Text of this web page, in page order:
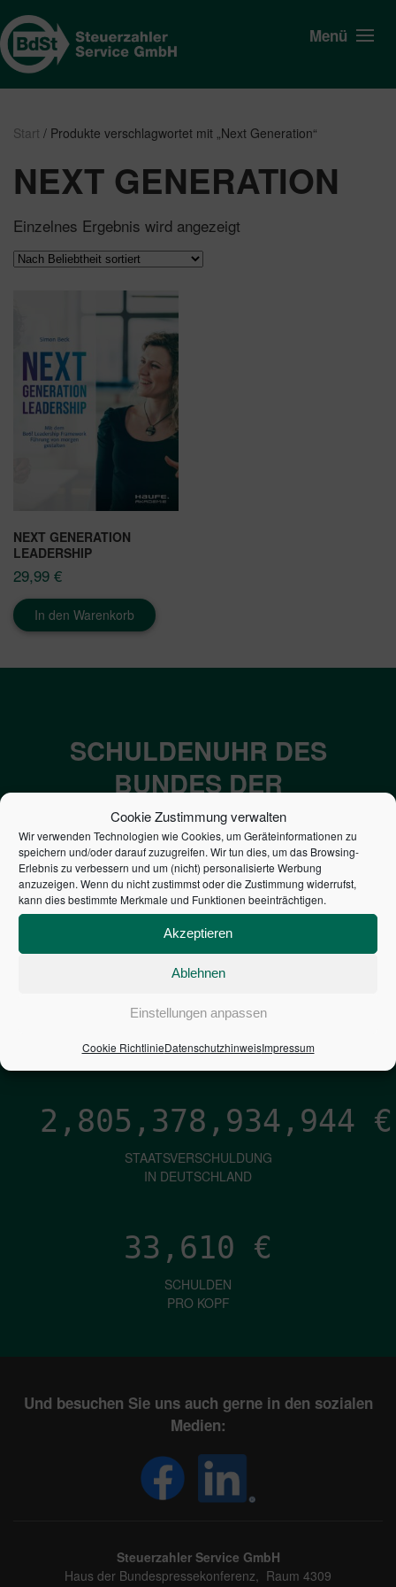
Cookie Zustimmung verwalten
Wir verwenden Technologien wie Cookies, um Geräteinformationen zu
speichern und/oder darauf zuzugreifen. Wir tun dies, um das Browsing-
Erlebnis zu verbessern und um (nicht) personalisierte Werbung
anzuzeigen. Wenn du nicht zustimmst oder die Zustimmung widerrufst,
kann dies bestimmte Merkmale und Funktionen beeinträchtigen.
Akzeptieren
Ablehnen
Einstellungen anpassen
Cookie RichtlinieDatenschutzhinweisImpressum
Menü
Start / Produkte verschlagwortet mit „Next Generation“
NEXT GENERATION
Einzelnes Ergebnis wird angezeigt
NEXT GENERATION
LEADERSHIP
29,99 €
In den Warenkorb
SCHULDENUHR DES
BUNDES DER
STEUERZAHLER
7,052€
NEUVERSCHULDUNG
PRO SEKUNDE
2,805,378,936,200 €
STAATSVERSCHULDUNG
IN DEUTSCHLAND
33,610 €
SCHULDEN
PRO KOPF
Und besuchen Sie uns auch gerne in den sozialen
Medien:
Steuerzahler Service GmbH
Haus der Bundespressekonferenz, Raum 4309